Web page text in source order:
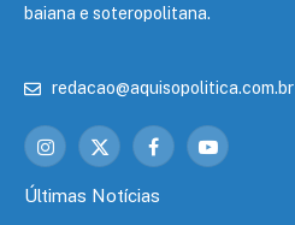
baiana e soteropolitana.
redacao@aquisopolitica.com.br
Instagram
X
FacebookYouTube
Últimas Notícias